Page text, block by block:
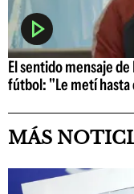
El sentido mensaje
fútbol: "Le metí hasta
MÁS